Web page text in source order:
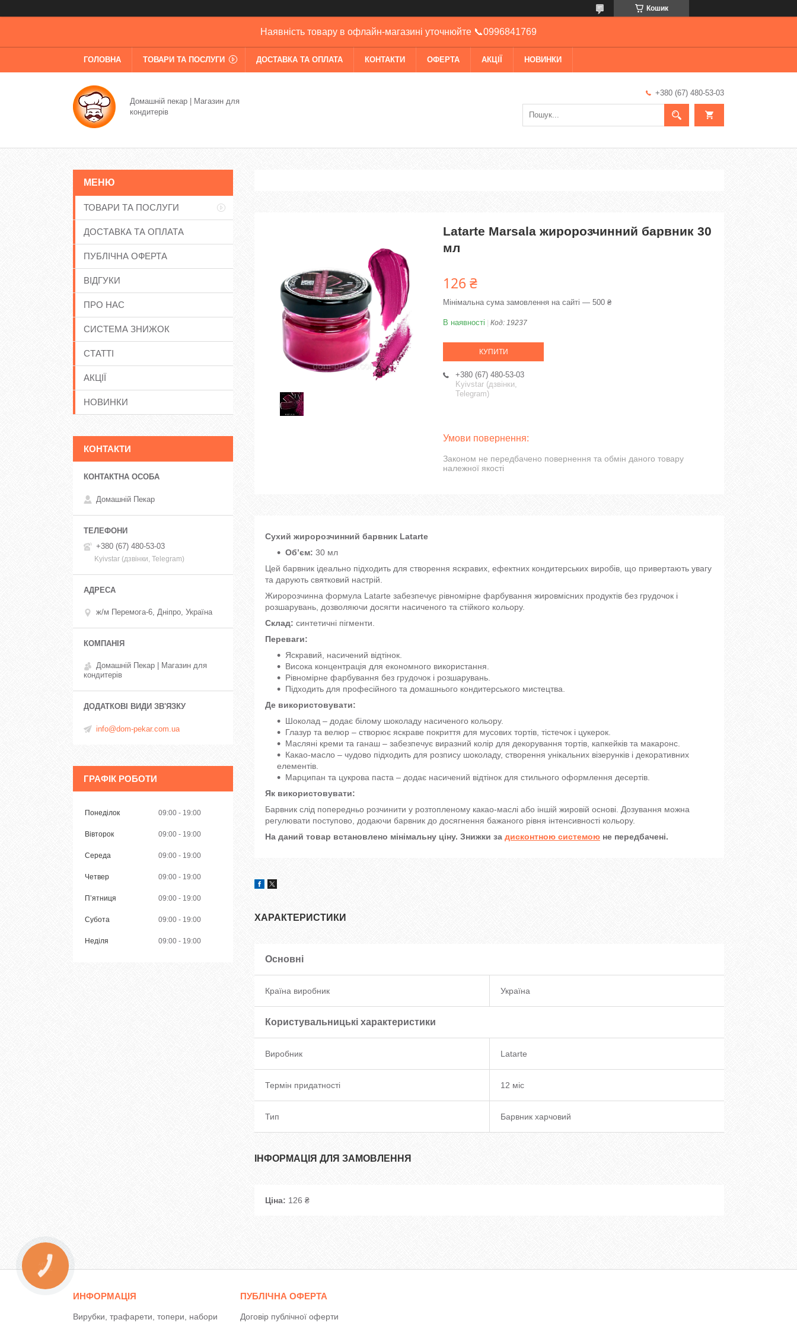
Кошик
Наявність товару в офлайн-магазині уточнюйте 📞0996841769
ГОЛОВНА ТОВАРИ ТА ПОСЛУГИ ДОСТАВКА ТА ОПЛАТА КОНТАКТИ ОФЕРТА АКЦІЇ НОВИНКИ
Домашній пекар | Магазин для
кондитерів
+380 (67) 480-53-03
Latarte Marsala жиророзчинний барвник 30
мл
126 ₴
Мінімальна сума замовлення на сайті — 500 ₴
В наявності Код: 19237
КУПИТИ
+380 (67) 480-53-03
Kyivstar (дзвінки,
Telegram)
Законом не передбачено повернення та обмін даного товару
належної якості
Сухий жиророзчинний барвник Latarte
Об’єм: 30 мл
Цей барвник ідеально підходить для створення яскравих, ефектних кондитерських виробів, що привертають увагу
та дарують святковий настрій.
Жиророзчинна формула Latarte забезпечує рівномірне фарбування жировмісних продуктів без грудочок і
розшарувань, дозволяючи досягти насиченого та стійкого кольору.
Склад: синтетичні пігменти.
Переваги:
Яскравий, насичений відтінок.
Висока концентрація для економного використання.
Рівномірне фарбування без грудочок і розшарувань.
Підходить для професійного та домашнього кондитерського мистецтва.
Де використовувати:
Шоколад – додає білому шоколаду насиченого кольору.
Глазур та велюр – створює яскраве покриття для мусових тортів, тістечок і цукерок.
Масляні креми та ганаш – забезпечує виразний колір для декорування тортів, капкейків та макаронс.
Какао-масло – чудово підходить для розпису шоколаду, створення унікальних візерунків і декоративних
елементів.
Марципан та цукрова паста – додає насичений відтінок для стильного оформлення десертів.
Як використовувати:
Барвник слід попередньо розчинити у розтопленому какао-маслі або іншій жировій основі. Дозування можна
регулювати поступово, додаючи барвник до досягнення бажаного рівня інтенсивності кольору.
На даний товар встановлено мінімальну ціну. Знижки за дисконтною системою не передбачені.
ХАРАКТЕРИСТИКИ
Основні
Країна виробник Україна
Користувальницькі характеристики
Виробник Latarte
Термін придатності 12 міс
Тип Барвник харчовий
ІНФОРМАЦІЯ ДЛЯ ЗАМОВЛЕННЯ
Ціна: 126 ₴
ТОВАРИ ТА ПОСЛУГИ
ДОСТАВКА ТА ОПЛАТА
ПУБЛІЧНА ОФЕРТА
ВІДГУКИ
ПРО НАС
СИСТЕМА ЗНИЖОК
СТАТТІ
АКЦІЇ
НОВИНКИ
КОНТАКТИ
Домашній Пекар
+380 (67) 480-53-03
Kyivstar (дзвінки, Telegram)
ж/м Перемога-6, Дніпро, Україна
Домашній Пекар | Магазин для
кондитерів
info@dom-pekar.com.ua
ГРАФІК РОБОТИ
Понеділок 09:00 19:00
Вівторок 09:00 19:00
Середа 09:00 19:00
Четвер 09:00 19:00
Пʼятниця 09:00 19:00
Субота 09:00 19:00
Неділя 09:00 19:00
ИНФОРМАЦІЯ
Вирубки, трафарети, топери, набори
ПУБЛІЧНА ОФЕРТА
Договір публічної оферти
КНОПКА
ЗВ'ЯЗКУ